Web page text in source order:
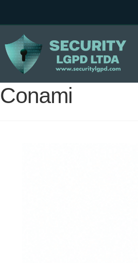
Conami